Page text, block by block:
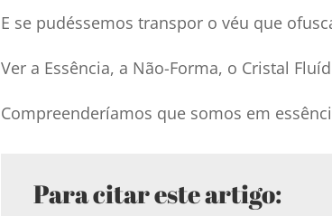
E se pudéssemos transpor o véu que
Ver a Essência, a Não-Forma, o Cristal
Compreenderíamos que somos em
Para citar este artigo: